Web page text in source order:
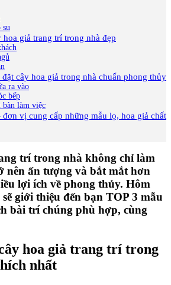
su
hoa giả trang trí trong nhà đẹp
cây hoa giả trong nhà chuẩn phong thủy
ra vào
bếp
làm việc
vị cung cấp những mẫu lọ, hoa giả chất
trí trong nhà không chỉ làm
nên ấn tượng và bắt mắt hơn
lợi ích về phong thủy. Hôm
giới thiệu đến bạn TOP 3 mẫu
bài trí chúng phù hợp, cùng
hoa giả trang trí trong
nhất